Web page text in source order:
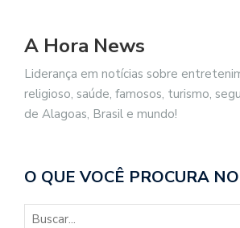
A Hora News
Liderança em notícias sobre
religioso, saúde, famosos, turismo,
de Alagoas, Brasil e mundo!
O QUE VOCÊ PROCURA